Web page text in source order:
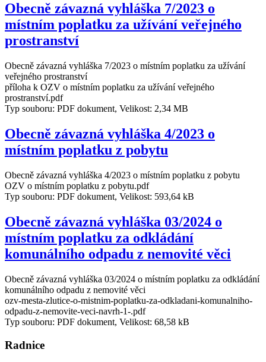
Obecně závazná vyhláška 7/2023 o
místním poplatku za užívání veřejného
prostranství
Obecně závazná vyhláška 7/2023 o místním poplatku za užívání
veřejného prostranství
příloha k OZV o místním poplatku za užívání veřejného
prostranství.pdf
Typ souboru: PDF dokument, Velikost: 2,34 MB
Obecně závazná vyhláška 4/2023 o
místním poplatku z pobytu
Obecně závazná vyhláška 4/2023 o místním poplatku z pobytu
OZV o místním poplatku z pobytu.pdf
Typ souboru: PDF dokument, Velikost: 593,64 kB
Obecně závazná vyhláška 03/2024 o
místním poplatku za odkládání
komunálního odpadu z nemovité věci
Obecně závazná vyhláška 03/2024 o místním poplatku za odkládání
komunálního odpadu z nemovité věci
ozv-mesta-zlutice-o-mistnim-poplatku-za-odkladani-komunalniho-
odpadu-z-nemovite-veci-navrh-1-.pdf
Typ souboru: PDF dokument, Velikost: 68,58 kB
Radnice